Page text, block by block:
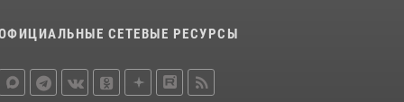
СЕТЕВЫЕ РЕСУРСЫ